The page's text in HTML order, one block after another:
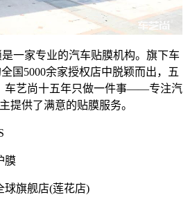
一家专业的汽车贴膜机构。旗下车
国5000余家授权店中脱颖而出，五
车艺尚十五年只做一件事——专注汽
提供了满意的贴膜服务。
膜
球旗舰店(莲花店)